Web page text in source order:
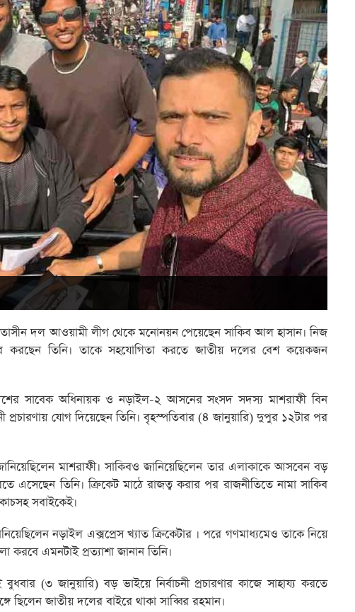
দল আওয়ামী লীগ থেকে মনোনয়ন পেয়েছেন সাকিব আল হাসান। নিজ
করছেন তিনি। তাকে সহযোগিতা করতে জাতীয় দলের বেশ কয়েকজন
সাবেক অধিনায়ক ও নড়াইল-২ আসনের সংসদ সদস্য মাশরাফী বিন
প্রচারণায় যোগ দিয়েছেন তিনি। বৃহস্পতিবার (৪ জানুয়ারি) দুপুর ১২টার পর
মাশরাফী। সাকিবও জানিয়েছিলেন তার এলাকাকে আসবেন বড়
এসেছেন তিনি। ক্রিকেট মাঠে রাজত্ব করার পর রাজনীতিতে নামা সাকিব
সবাইকেই।
নড়াইল এক্সপ্রেস খ্যাত ক্রিকেটার । পরে গণমাধ্যমেও তাকে নিয়ে
এমনটাই প্রত্যাশা জানান তিনি।
(৩ জানুয়ারি) বড় ভাইয়ে নির্বাচনী প্রচারণার কাজে সাহায্য করতে
ছিলেন জাতীয় দলের বাইরে থাকা সাব্বির রহমান।